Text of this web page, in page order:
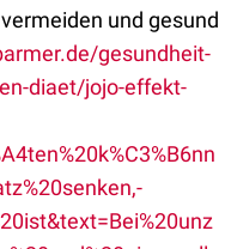
und gesund
gesundheit-
diaet/jojo-effekt-